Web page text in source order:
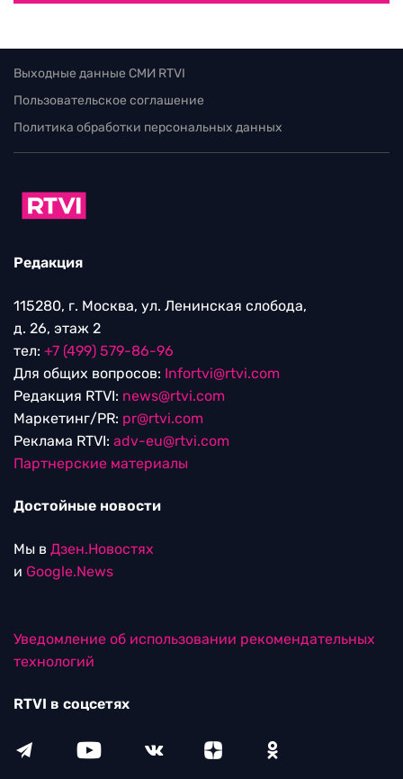
Выходные данные СМИ RTVI
Пользовательское соглашение
Политика обработки персональных данных
Редакция
115280, г. Москва, ул. Ленинская слобода,
д. 26, этаж 2
тел: +7 (499) 579-86-96
Для общих вопросов: Infortvi@rtvi.com
Редакция RTVI: news@rtvi.com
Маркетинг/PR: pr@rtvi.com
Реклама RTVI: adv-eu@rtvi.com
Партнерские материалы
Достойные новости
Мы в Дзен.Новостях
и Google.News
Уведомление об использовании рекомендательных
технологий
RTVI в соцсетях